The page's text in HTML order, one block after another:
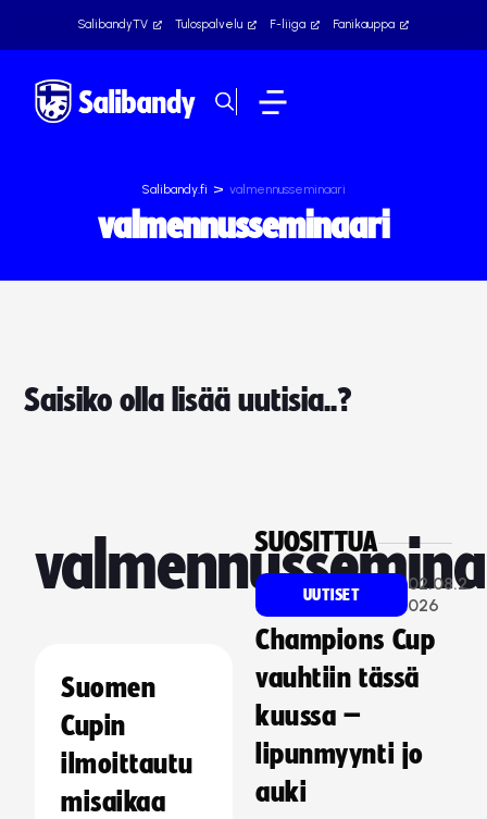
SalibandyTV Tulospalvelu F-liiga Fanikauppa
Salibandy.fi > valmennusseminaari
valmennusseminaari
Saisiko olla lisää uutisia..?
Suomen
Cupin
ilmoittautu
misaikaa
SUOSITTUA
UUTISET
02.08.2
026
Champions Cup
vauhtiin tässä
kuussa –
lipunmyynti jo
auki